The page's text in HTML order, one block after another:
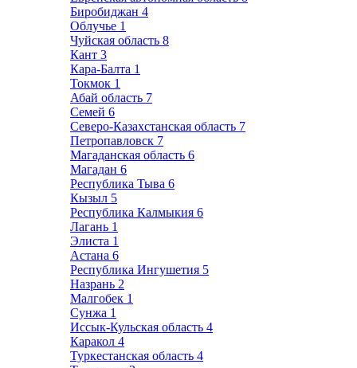
Биробиджан 4
Облучье 1
Чуйская область 8
Кант 3
Кара-Балта 1
Токмок 1
Абай область 7
Семей 6
Северо-Казахстанская область 7
Петропавловск 7
Магаданская область 6
Магадан 6
Республика Тыва 6
Кызыл 5
Республика Калмыкия 6
Лагань 1
Элиста 1
Астана 6
Республика Ингушетия 5
Назрань 2
Малгобек 1
Сунжа 1
Иссык-Кульская область 4
Каракол 4
Туркестанская область 4